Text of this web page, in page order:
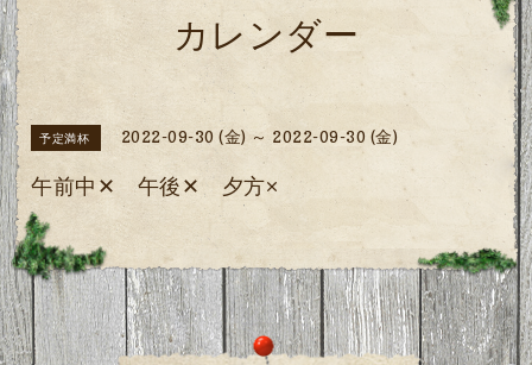
カレンダー
予定満杯 2022-09-30 (金) ～ 2022-09-30 (金)
午前中✕ 午後✕ 夕方×